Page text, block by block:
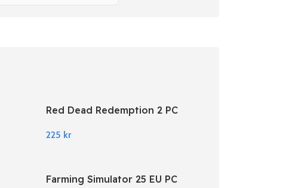
Red Dead Redemption 2 PC
225 kr
Farming Simulator 25 EU PC